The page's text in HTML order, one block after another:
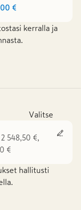
€
kerralla ja
Valitse
548,50 €,
€
hallitusti